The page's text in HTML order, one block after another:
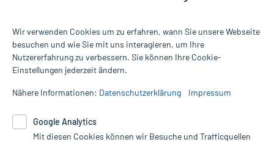
Alle Preise gelten inkl. MwSt., ggf. zzgl. Versandkosten
Informationen auf dieser Website werden ausschließlich für
die Untersuchung und Behandlung durch einen Arzt. Bitte
Therapien eingeleitet werden können. | Diese Webseite benutzt
Google Analytics. Lesen Sie bitte dazu die wichtigen Hinweise in
Wir verwenden Cookies um zu erfahren, wann Sie unsere Webseite
besuchen und wie Sie mit uns interagieren, um Ihre
Nutzererfahrung zu verbessern. Sie können Ihre Cookie-
Einstellungen jederzeit ändern.
Nähere Informationen: Datenschutzerklärung Impressum
Google Analytics
Mit diesen Cookies können wir Besuche und Trafficquellen